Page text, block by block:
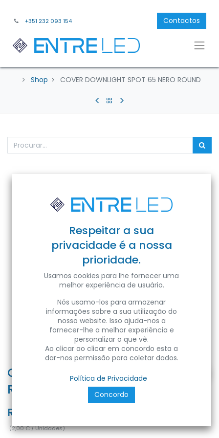
+351 232 093 154 Contactos
Shop COVER DOWNLIGHT SPOT 65 NERO ROUND
COVER DOWNLIGHT SPOT 65 NERO
ROUND
Ref:
(2,00€/Unidades)
Respeitar a sua
privacidade é a nossa
prioridade.
Usamos cookies para lhe fornecer uma
melhor experiência de usuário.
Nós usamo-los para armazenar
informações sobre a sua utilização do
nosso website. Isso ajuda-nos a
fornecer-lhe a melhor experiência e
personalizar o que vê.
Ao clicar ao clicar em concordo esta a
dar-nos permissão para coletar dados.
Política de Privacidade
Concordo